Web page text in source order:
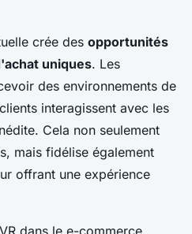
crée des opportunités
uniques. Les
des environnements de
interagissent avec les
Cela non seulement
mais fidélise également
offrant une expérience